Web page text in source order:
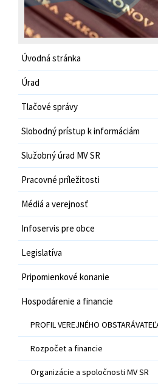
Úvodná stránka
Úrad
Tlačové správy
Slobodný prístup k informáciám
Služobný úrad MV SR
Pracovné príležitosti
Médiá a verejnosť
Infoservis pre obce
Legislatíva
Pripomienkové konanie
Hospodárenie a financie
PROFIL VEREJNÉHO
Rozpočet a financie
Organizácie a spoločnosti MV SR